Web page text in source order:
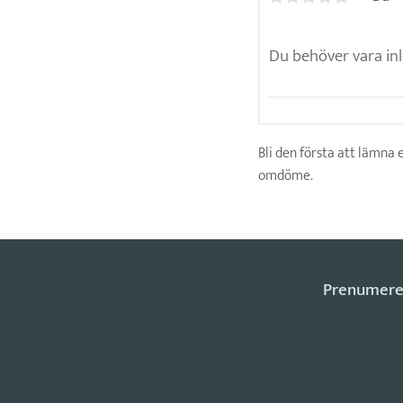
Bli den första att lämna
omdöme.